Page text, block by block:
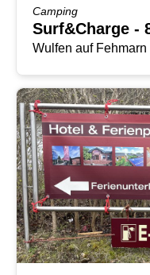
Camping
Wulfen auf Fehmarn